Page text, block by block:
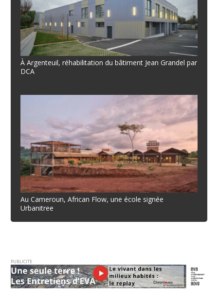
À Argenteuil, réhabilitation du bâtiment Jean Grandel par
DCA
Au Cameroun, African Flow, une école signée
Urbanitree
PUBLICITE